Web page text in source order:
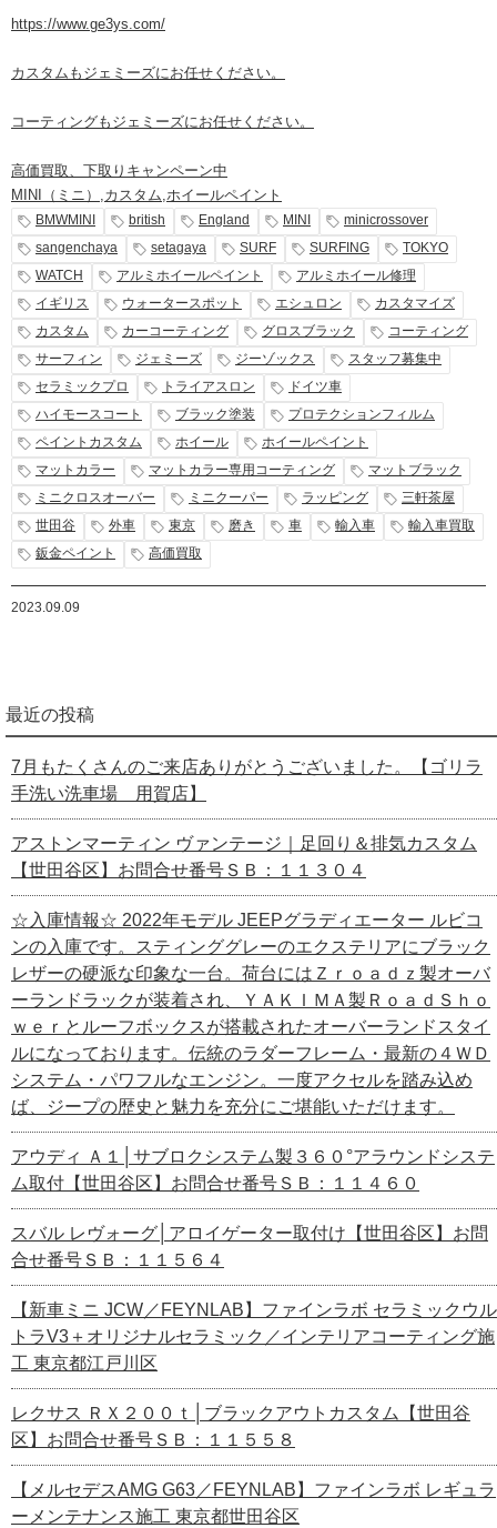
https://www.ge3ys.com/
カスタムもジェミーズにお任せください。
コーティングもジェミーズにお任せください。
高価買取、下取りキャンペーン中
MINI（ミニ） ,カスタム,ホイールペイント
BMWMINI british England MINI
minicrossover
sangenchaya
setagaya SURF SURFING
TOKYO
WATCH
アルミホイールペイント
アルミホイール修理
イギリス
ウォータースポット エシュロン
カスタマイズ
カスタム
カーコーティング グロスブラック
コーティング
サーフィン
ジェミーズ ジーゾックス
スタッフ募集中
セラミックプロ
トライアスロン
ドイツ車
ハイモースコート
ブラック塗装
プロテクションフィルム
ペイントカスタム
ホイール
ホイールペイント
マットカラー
マットカラー専用コーティング
マットブラック
ミニクロスオーバー
ミニクーパー ラッピング
三軒茶屋
世田谷
外車 東京 磨き 車 輸入車
輸入車買取
鈑金ペイント
高価買取
2023.09.09
最近の投稿
7月もたくさんのご来店ありがとうございました。【ゴリラ
手洗い洗車場 用賀店】
アストンマーティン ヴァンテージ｜足回り＆排気カスタム
【世田谷区】お問合せ番号ＳＢ：１１３０４
☆入庫情報☆ 2022年モデル JEEPグラディエーター ルビコ
ンの入庫です。スティンググレーのエクステリアにブラック
レザーの硬派な印象な一台。荷台にはＺｒｏａｄｚ製オーバ
ーランドラックが装着され、ＹＡＫＩＭＡ製ＲｏａｄＳｈｏ
ｗｅｒとルーフボックスが搭載されたオーバーランドスタイ
ルになっております。伝統のラダーフレーム・最新の４ＷＤ
システム・パワフルなエンジン。一度アクセルを踏み込め
ば、ジープの歴史と魅力を充分にご堪能いただけます。
アウディ Ａ１│サブロクシステム製３６０°アラウンドシステ
ム取付【世田谷区】お問合せ番号ＳＢ：１１４６０
スバル レヴォーグ│アロイゲーター取付け【世田谷区】お問
合せ番号ＳＢ：１１５６４
【新車ミニ JCW／FEYNLAB】ファインラボ セラミックウル
トラV3＋オリジナルセラミック／インテリアコーティング施
工 東京都江戸川区
レクサス ＲＸ２００ｔ│ブラックアウトカスタム【世田谷
区】お問合せ番号ＳＢ：１１５５８
【メルセデスAMG G63／FEYNLAB】ファインラボ レギュラ
ーメンテナンス施工 東京都世田谷区